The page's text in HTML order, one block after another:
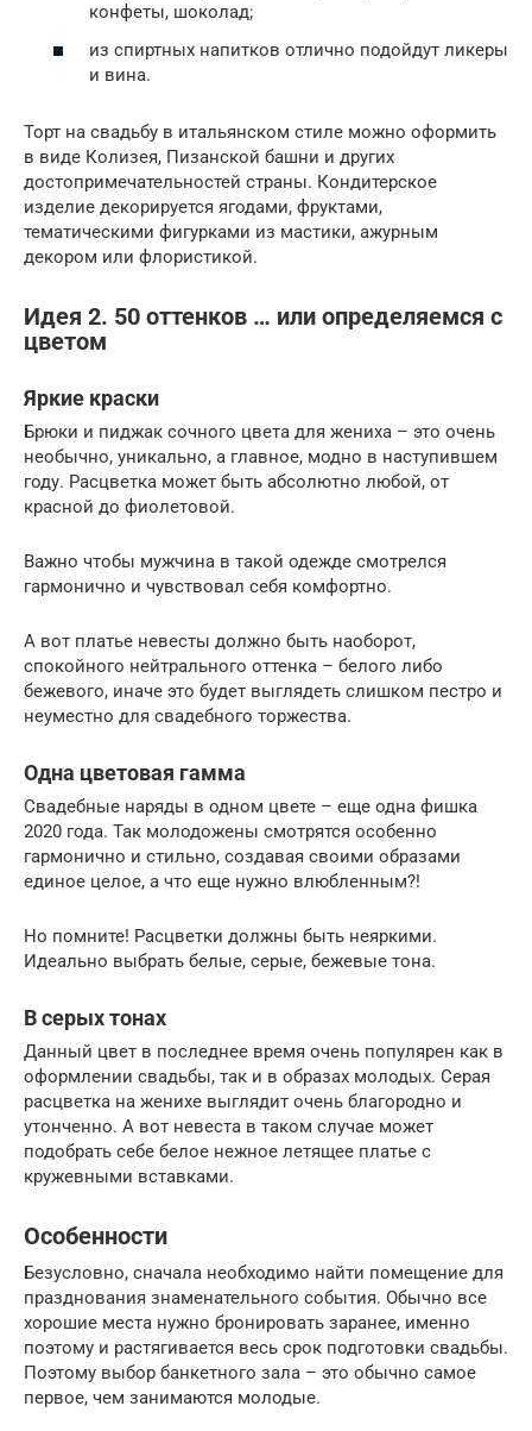
конфеты, шоколад;
из спиртных напитков отлично подойдут ликеры
и вина.
Торт на свадьбу в итальянском стиле можно оформить
в виде Колизея, Пизанской башни и других
достопримечательностей страны. Кондитерское
изделие декорируется ягодами, фруктами,
тематическими фигурками из мастики, ажурным
декором или флористикой.
Идея 2. 50 оттенков … или определяемся с
цветом
Яркие краски
Брюки и пиджак сочного цвета для жениха – это очень
необычно, уникально, а главное, модно в наступившем
году. Расцветка может быть абсолютно любой, от
красной до фиолетовой.
Важно чтобы мужчина в такой одежде смотрелся
гармонично и чувствовал себя комфортно.
А вот платье невесты должно быть наоборот,
спокойного нейтрального оттенка – белого либо
бежевого, иначе это будет выглядеть слишком пестро и
неуместно для свадебного торжества.
Одна цветовая гамма
Свадебные наряды в одном цвете – еще одна фишка
2020 года. Так молодожены смотрятся особенно
гармонично и стильно, создавая своими образами
единое целое, а что еще нужно влюбленным?!
Но помните! Расцветки должны быть неяркими.
Идеально выбрать белые, серые, бежевые тона.
В серых тонах
Данный цвет в последнее время очень популярен как в
оформлении свадьбы, так и в образах молодых. Серая
расцветка на женихе выглядит очень благородно и
утонченно. А вот невеста в таком случае может
подобрать себе белое нежное летящее платье с
кружевными вставками.
Особенности
Безусловно, сначала необходимо найти помещение для
празднования знаменательного события. Обычно все
хорошие места нужно бронировать заранее, именно
поэтому и растягивается весь срок подготовки свадьбы.
Поэтому выбор банкетного зала – это обычно самое
первое, чем занимаются молодые.